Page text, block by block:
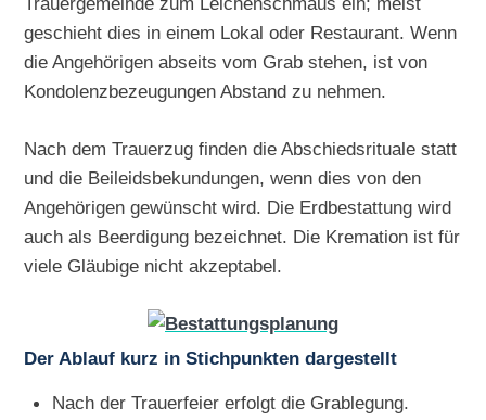
geschieht dies in einem Lokal oder Restaurant. Wenn
die Angehörigen abseits vom Grab stehen, ist von
Kondolenzbezeugungen Abstand zu nehmen.
Nach dem Trauerzug finden die Abschiedsrituale statt
und die Beileidsbekundungen, wenn dies von den
Angehörigen gewünscht wird. Die Erdbestattung wird
auch als Beerdigung bezeichnet. Die Kremation ist für
viele Gläubige nicht akzeptabel.
Der Ablauf kurz in Stichpunkten dargestellt
Nach der Trauerfeier erfolgt die Grablegung.